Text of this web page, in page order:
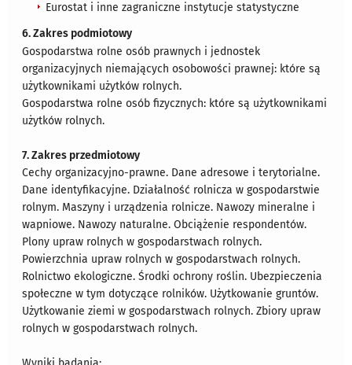
Eurostat i inne zagraniczne instytucje statystyczne
6. Zakres podmiotowy
Gospodarstwa rolne osób prawnych i jednostek
organizacyjnych niemających osobowości prawnej: które są
użytkownikami użytków rolnych.
Gospodarstwa rolne osób fizycznych: które są użytkownikami
użytków rolnych.
7. Zakres przedmiotowy
Cechy organizacyjno-prawne. Dane adresowe i terytorialne.
Dane identyfikacyjne. Działalność rolnicza w gospodarstwie
rolnym. Maszyny i urządzenia rolnicze. Nawozy mineralne i
wapniowe. Nawozy naturalne. Obciążenie respondentów.
Plony upraw rolnych w gospodarstwach rolnych.
Powierzchnia upraw rolnych w gospodarstwach rolnych.
Rolnictwo ekologiczne. Środki ochrony roślin. Ubezpieczenia
społeczne w tym dotyczące rolników. Użytkowanie gruntów.
Użytkowanie ziemi w gospodarstwach rolnych. Zbiory upraw
rolnych w gospodarstwach rolnych.